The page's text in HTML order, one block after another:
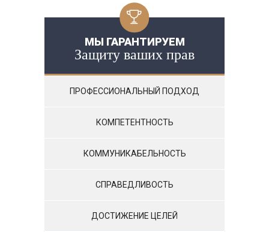
МЫ ГАРАНТИРУЕМ
Защиту ваших прав
ПРОФЕССИОНАЛЬНЫЙ ПОДХОД
КОМПЕТЕНТНОСТЬ
КОММУНИКАБЕЛЬНОСТЬ
СПРАВЕДЛИВОСТЬ
ДОСТИЖЕНИЕ ЦЕЛЕЙ